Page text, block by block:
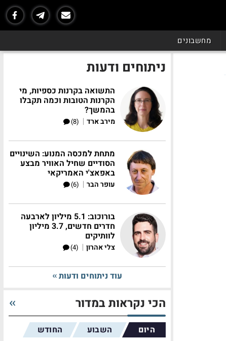
מחשבונים
ניתוחים ודעות
התשואה בקרנות כספיות, מי
הקרנות הטובות וכמה תקבלו
בהמשך?
מירב ארד |
(8)
מתחת למכסה המנוע: השינויים
הסודיים שחיל האוויר מבצע
באפאצ'י האמריקאי
עופר הבר |
(6)
בורוכוב: 5.1 מיליון לארבעה
חדרים חדשים, 3.7 מיליון
לוותיקים
צלי אהרון |
(4)
עוד ניתוחים ודעות
הכי נקראות במדור
היום השבוע החודש